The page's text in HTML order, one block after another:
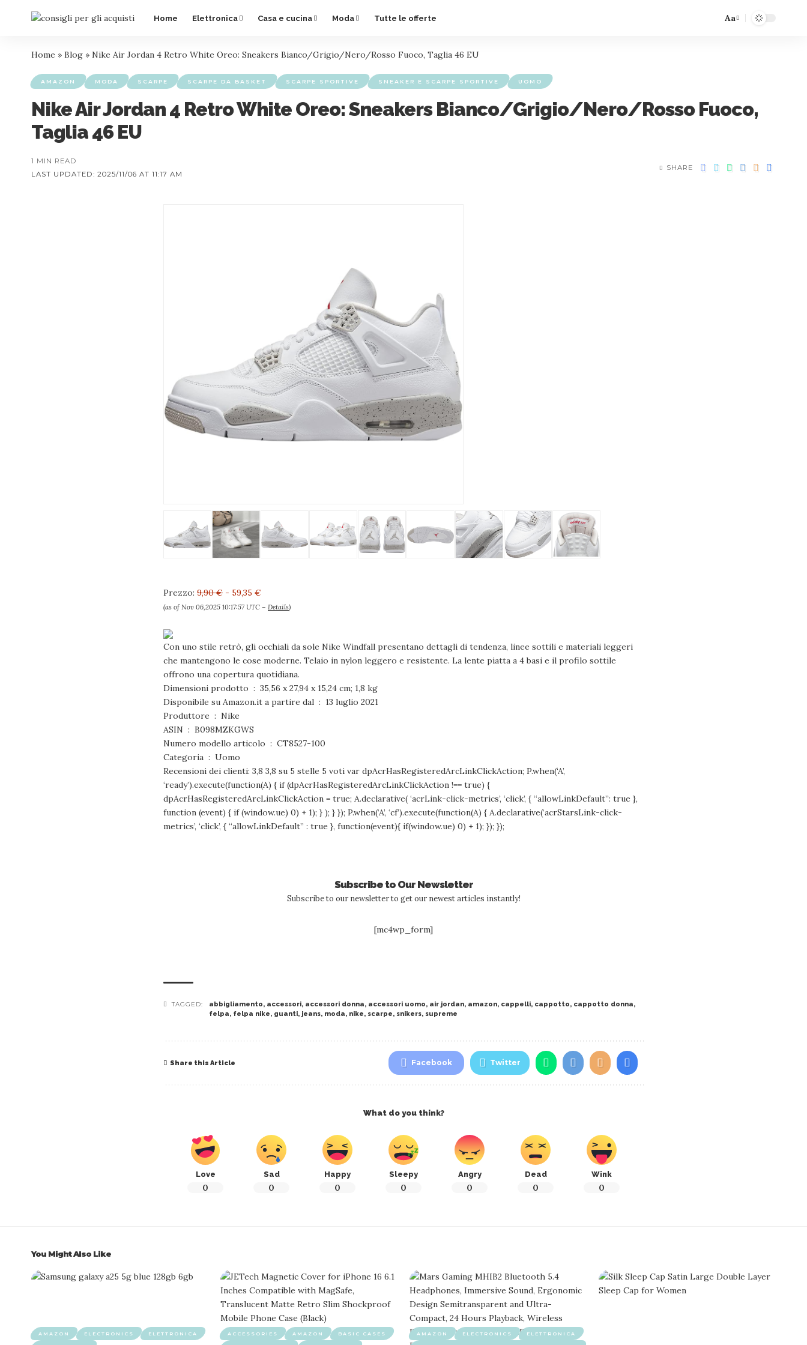
Home Elettronica Casa e cucina Moda Tutte le offerte Aa
Home » Blog » Nike Air Jordan 4 Retro White Oreo: Sneakers Bianco/Grigio/Nero/Rosso Fuoco, Taglia 46 EU
AMAZON MODA SCARPE SCARPE DA BASKET SCARPE SPORTIVE SNEAKER E SCARPE SPORTIVE UOMO
Nike Air Jordan 4 Retro White Oreo: Sneakers Bianco/Grigio/Nero/Rosso Fuoco,
Taglia 46 EU
LAST UPDATED: 2025/11/06 AT 11:17 AM
1 MIN READ
SHARE
Prezzo: 9,90 € - 59,35 €
(as of Nov 06,2025 10:17:57 UTC – Details)
Con uno stile retrò, gli occhiali da sole Nike Windfall presentano dettagli di tendenza, linee sottili e materiali leggeri
che mantengono le cose moderne. Telaio in nylon leggero e resistente. La lente piatta a 4 basi e il profilo sottile
offrono una copertura quotidiana.
Dimensioni prodotto ‏ : ‎ 35,56 x 27,94 x 15,24 cm; 1,8 kg
Disponibile su Amazon.it a partire dal ‏ : ‎ 13 luglio 2021
Produttore ‏ : ‎ Nike
ASIN ‏ : ‎ B098MZKGWS
Numero modello articolo ‏ : ‎ CT8527-100
Categoria ‏ : ‎ Uomo
Recensioni dei clienti: 3,8 3,8 su 5 stelle 5 voti var dpAcrHasRegisteredArcLinkClickAction; P.when(‘A’,
‘ready’).execute(function(A) { if (dpAcrHasRegisteredArcLinkClickAction !== true) {
dpAcrHasRegisteredArcLinkClickAction = true; A.declarative( ‘acrLink-click-metrics’, ‘click’, { “allowLinkDefault”: true },
function (event) { if (window.ue) 0) + 1); } ); } }); P.when(‘A’, ‘cf’).execute(function(A) { A.declarative(‘acrStarsLink-click-
metrics’, ‘click’, { “allowLinkDefault” : true }, function(event){ if(window.ue) 0) + 1); }); });
Subscribe to Our Newsletter
Subscribe to our newsletter to get our newest articles instantly!
[mc4wp_form]
TAGGED: abbigliamento, accessori, accessori donna, accessori uomo, air jordan, amazon, cappelli, cappotto, cappotto donna,
felpa, felpa nike, guanti, jeans, moda, nike, scarpe, snikers, supreme
Share this Article Facebook Twitter
What do you think?
Love
0
Sad
0
Happy
0
Sleepy
0
Angry
0
Dead
0
Wink
0
You Might Also Like
AMAZON ELECTRONICS ELETTRONICA ACCESSORIES AMAZON BASIC CASES AMAZON ELECTRONICS ELETTRONICA